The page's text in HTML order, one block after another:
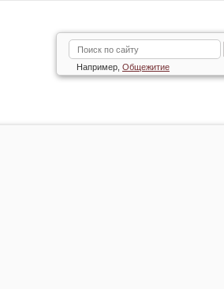
Например, Общежитие